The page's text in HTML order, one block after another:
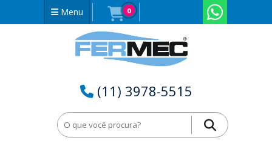
Menu 0
(11) 3978-5515
Presilhas de Fixação em Tocantins - TO